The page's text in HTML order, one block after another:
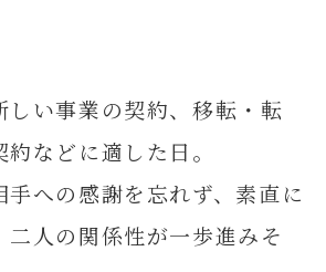
しい事業の契約、移転・転
などに適した日。
手への感謝を忘れず、素直に
人の関係性が一歩進みそ